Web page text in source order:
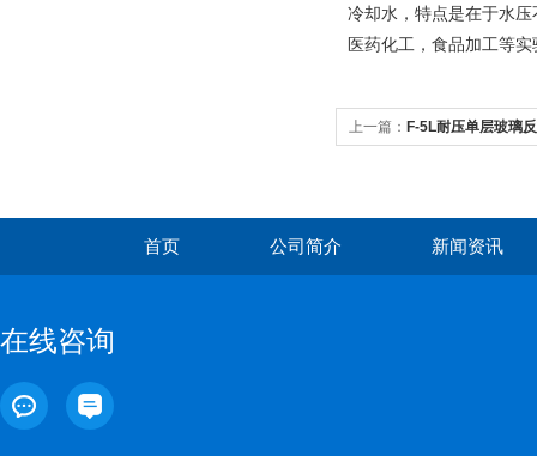
冷却水，特点是在于水
医药化工，食品加工等
上一篇： F-5L耐压单层玻璃
首页 公司简介 新闻资讯
在线咨询